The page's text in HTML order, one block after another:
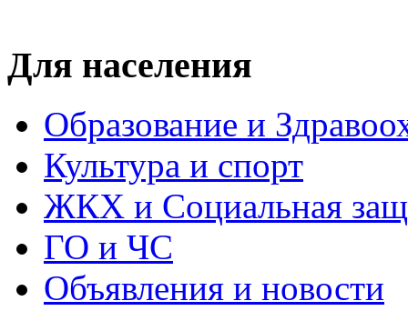
Для населения
Образование и
Культура и спорт
ЖКХ и Социальная
ГО и ЧС
Объявления и новости